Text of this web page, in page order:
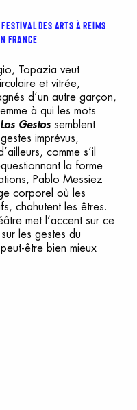
des arts à Reims
France
Topazia veut
et vitrée,
d’un autre garçon,
à qui les mots
Los Gestos semblent
imprévus,
comme s’il
la forme
Pablo Messiez
corporel où les
chahutent les êtres.
met l’accent sur ce
les gestes du
être bien mieux